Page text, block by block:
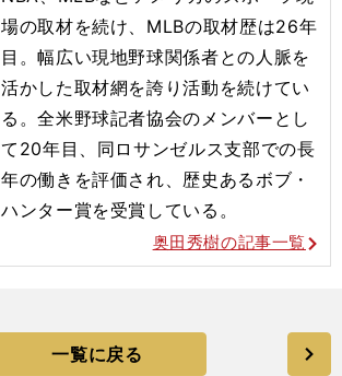
場の取材を続け、MLBの取材歴は26年
目。幅広い現地野球関係者との人脈を
活かした取材網を誇り活動を続けてい
る。全米野球記者協会のメンバーとし
て20年目、同ロサンゼルス支部での長
年の働きを評価され、歴史あるボブ・
ハンター賞を受賞している。
奥田秀樹の記事一覧
一覧に戻る